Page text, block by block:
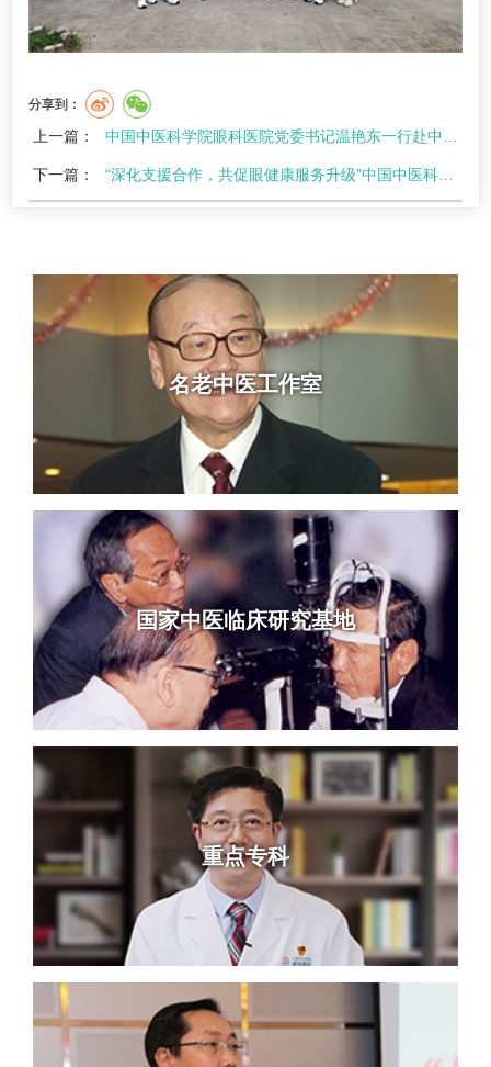
分享到：
上一篇： 中国中医科学院眼科医院党委书记温艳东一行赴中山眼科中心调研交流
下一篇： “深化支援合作，共促眼健康服务升级”中国中医科学院眼科医院与明溪县签署“一老一小…
名老中医工作室
国家中医临床研究基地
重点专科